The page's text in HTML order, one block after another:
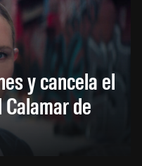
y cancela el
de